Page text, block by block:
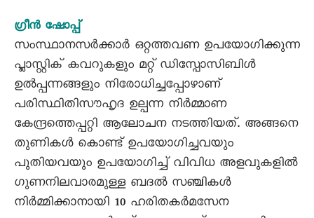
ഗ്രീൻ ഷോപ്പ്
സംസ്ഥാനസർക്കാർ ഒറ്റത്തവണ ഉപയോഗിക്കുന്ന
പ്ലാസ്റ്റിക് കവറുകളും മറ്റ് ഡിസ്പോസിബിൾ
ഉൽപ്പന്നങ്ങളും നിരോധിച്ചപ്പോഴാണ്
പരിസ്ഥിതിസൗഹൃദ ഉല്പന്ന നിർമ്മാണ
കേന്ദ്രത്തെപ്പറ്റി ആലോചന നടത്തിയത്. അങ്ങനെ
തുണികൾ കൊണ്ട് ഉപയോഗിച്ചവയും
പുതിയവയും ഉപയോഗിച്ച് വിവിധ അളവുകളിൽ
ഗുണനിലവാരമുള്ള ബദൽ സഞ്ചികൾ
നിർമ്മിക്കാനായി 10 ഹരിതകർമസേന